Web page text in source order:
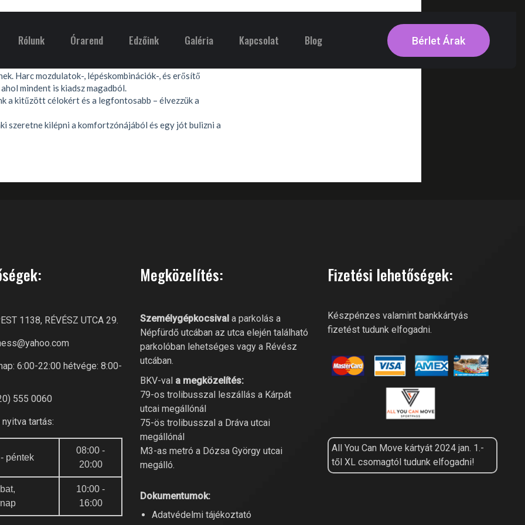
Rólunk Órarend Edzőink Galéria Kapcsolat Blog Bérlet Árak
Harc mozdulatok-, lépéskombinációk-, és erősítő
mindent is kiadsz magadból.
a kitűzött célokért és a legfontosabb – élvezzük a
szeretne kilépni a komfortzónájából és egy jót bulizni a
1138, RÉVÉSZ UTCA 29.
6:00-22:00 hétvége: 8:00-
555 0060
nyitva tartás:
péntek
08:00 -
20:00
10:00 -
16:00
Megközelítés:
Személygépkocsival a parkolás a
Népfürdő utcában az utca elején található
parkolóban lehetséges vagy a Révész
utcában.
BKV-val a megközelítés:
79-os trolibusszal leszállás a Kárpát
utcai megállónál
75-ös trolibusszal a Dráva utcai
megállónál
M3-as metró a Dózsa György utcai
megálló.
Dokumentumok:
Adatvédelmi tájékoztató
Fizetési lehetőségek:
Készpénzes valamint bankkártyás
fizetést tudunk elfogadni.
All You Can Move kártyát 2024 jan. 1.-
től XL csomagtól tudunk elfogadni!
bátran a River Fitness-től!